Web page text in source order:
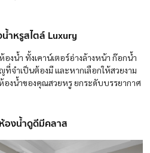
น้ำหรูสไตล์ Luxury
งน้ำ ทั้งเคาน์เตอร์อ่างล้างหน้า ก๊อกน้ำ
จำเป็นต้องมี และหากเลือกให้สวยงาม
องน้ำของคุณสวยหรู ยกระดับบรรยากาศ
องน้ำดูดีมีคลาส